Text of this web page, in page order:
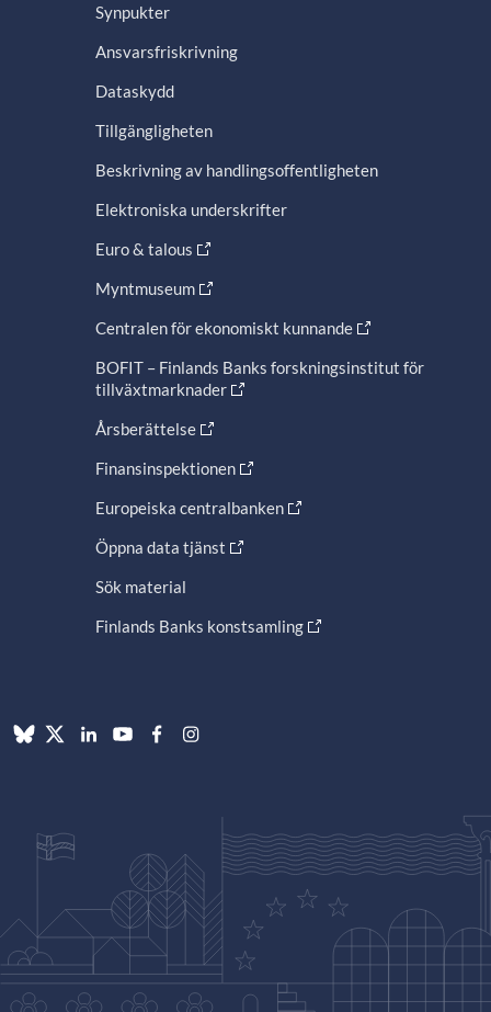
Synpukter
Ansvarsfriskrivning
Dataskydd
Tillgängligheten
Beskrivning av handlingsoffentligheten
Elektroniska underskrifter
Euro & talous
Myntmuseum
Centralen för ekonomiskt kunnande
BOFIT – Finlands Banks forskningsinstitut för
tillväxtmarknader
Årsberättelse
Finansinspektionen
Europeiska centralbanken
Öppna data tjänst
Sök material
Finlands Banks konstsamling